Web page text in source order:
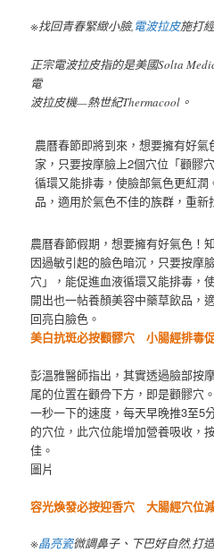
※找回青春緊緻小臉,電波拉皮施打
正宗電波拉皮指的是美國Solta
電
波拉皮機—熱世紀Thermacool。
農曆春節即將到來，想要擁有好
家，只要按摩臉上2個穴位「顴髎
循環又能排毒，使臉部氣色更紅
品，適用於氣色不佳的族群，重新
農曆春節假期，想要擁有好氣色！
因過敏引起的臉色暗沉，只要按摩
穴」，能促進血液循環又能排毒，
開出也一帖養顏美容中藥草飲品，
回亮白臉色。
美白抗斑必按顴髎穴 小腸經排毒
彭溫雅醫師指出，其實透過臉部按
尾的位置在顴骨下方，即是顴髎穴
一秒一下的速度，每天早晚推3至5
的穴位，此穴位能增加營養吸收，
佳。
圖片
容光煥發必按迎香穴 大腸經穴位
※晶亮瓷微調鼻子、下巴好自然,打